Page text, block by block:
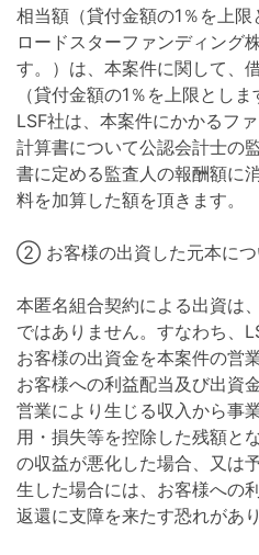
相当額（貸付金額の1％を上限
ロードスターファンディング
す。）は、本案件に関して、
（貸付金額の1％を上限とし
LSF社は、本案件にかかるフ
計算書について公認会計士の
書に定める監査人の報酬額に
料を加算した額を頂きます。
② お客様の出資した元本につ
本匿名組合契約による出資は
ではありません。すなわち、
お客様の出資金を本案件の営
お客様への利益配当及び出資
営業により生じる収入から事
用・損失等を控除した残額と
の収益が悪化した場合、又は
生した場合には、お客様への
返還に支障を来たす恐れがあり